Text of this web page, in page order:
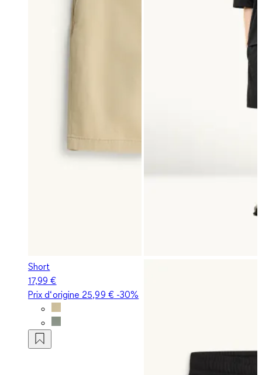
Short
17,99 €
Prix d‘origine 25,99 €-30%